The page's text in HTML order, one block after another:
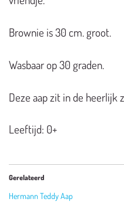
Brownie is 30 cm. groot.
Wasbaar op 30 graden.
Deze aap zit in de heerlijk
Leeftijd: 0+
Gerelateerd
Hermann Teddy Aap